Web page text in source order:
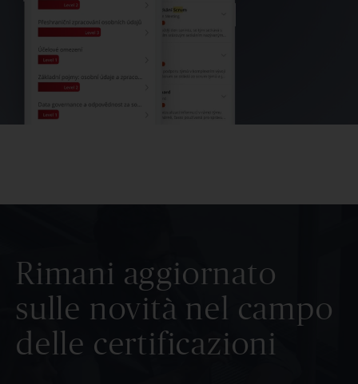
Rimani aggiornato
sulle novità nel campo
delle certificazioni